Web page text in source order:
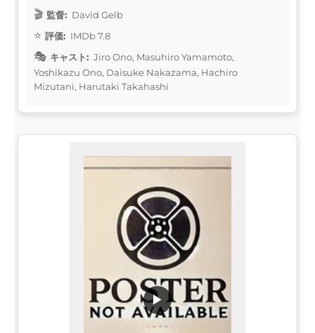
監督: David Gelb
評価: IMDb 7.8
キャスト: Jiro Ono, Masuhiro Yamamoto,
Yoshikazu Ono, Daisuke Nakazama, Hachiro
Mizutani, Harutaki Takahashi
▶